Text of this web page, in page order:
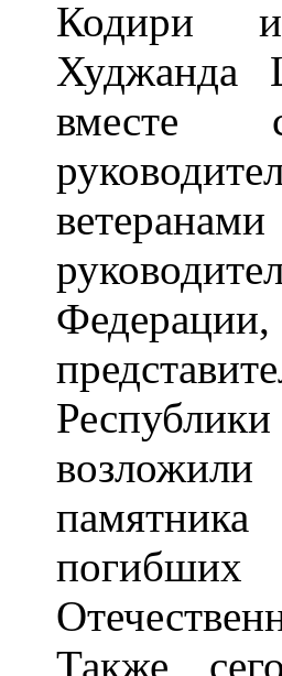
Кодири и
Худжанда
вместе
Также